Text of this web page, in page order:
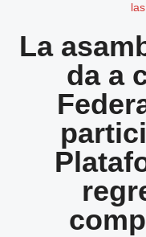
La
da a